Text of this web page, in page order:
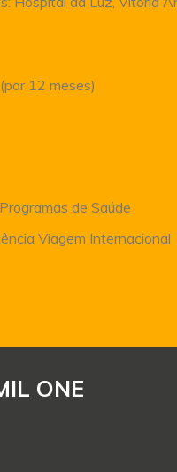
12 meses)
de Saúde
Viagem Internacional
ONE